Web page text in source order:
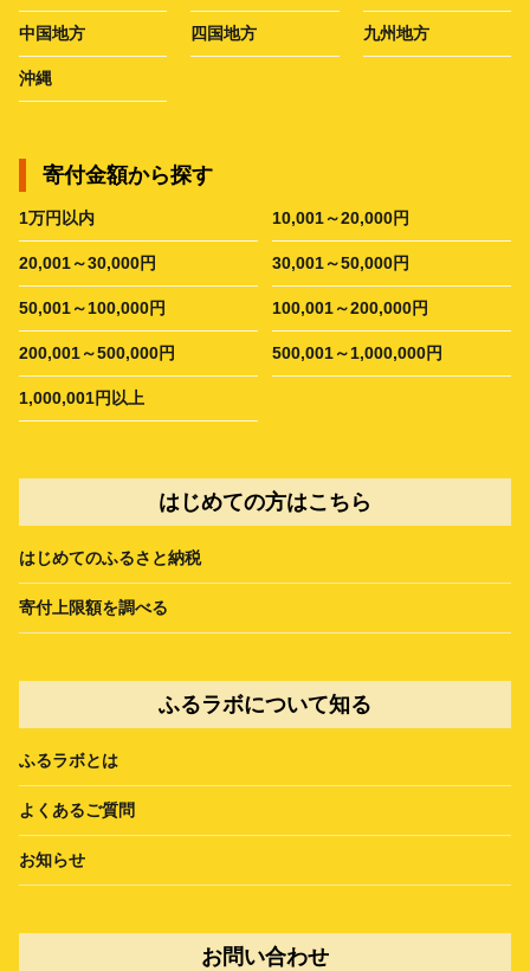
中国地方 四国地方 九州地方
沖縄
寄付金額から探す
1万円以内 10,001～20,000円
20,001～30,000円 30,001～50,000円
50,001～100,000円 100,001～200,000円
200,001～500,000円 500,001～1,000,000円
1,000,001円以上
はじめての方はこちら
はじめてのふるさと納税
寄付上限額を調べる
ふるラボについて知る
ふるラボとは
よくあるご質問
お知らせ
お問い合わせ